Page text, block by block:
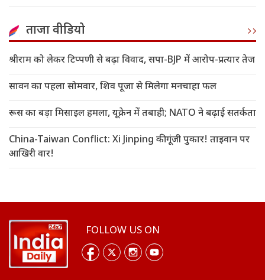
ताजा वीडियो
श्रीराम को लेकर टिप्पणी से बढ़ा विवाद, सपा-BJP में आरोप-प्रत्यार तेज
सावन का पहला सोमवार, शिव पूजा से मिलेगा मनचाहा फल
रूस का बड़ा मिसाइल हमला, यूक्रेन में तबाही; NATO ने बढ़ाई सतर्कता
China-Taiwan Conflict: Xi Jinping की गूंजी पुकार! ताइवान पर
आखिरी वार!
FOLLOW US ON